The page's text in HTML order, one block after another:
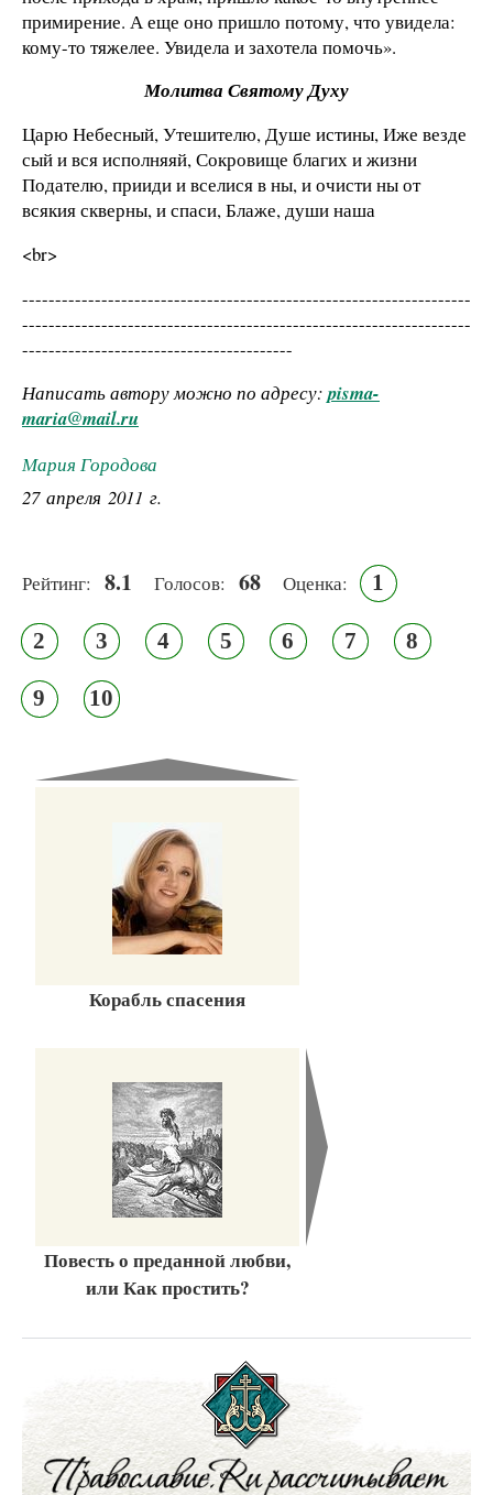
примирение. А еще оно пришло потому, что увидела:
кому-то тяжелее. Увидела и захотела помочь».
Молитва Святому Духу
Царю Небесный, Утешителю, Душе истины, Иже везде
сый и вся исполняяй, Сокровище благих и жизни
Подателю, прииди и вселися в ны, и очисти ны от
всякия скверны, и спаси, Блаже, души наша
<br>
--------------------------------------------------------------------
--------------------------------------------------------------------
-----------------------------------------
Написать автору можно по адресу: pisma-
maria@mail.ru
Мария Городова
27 апреля 2011 г.
Рейтинг: 8.1 Голосов: 68 Оценка: 1
2 3 4 5 6 7 8
9 10
Корабль спасения
Повесть о преданной любви,
или Как простить?